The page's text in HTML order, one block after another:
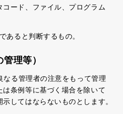
ード、ファイル、プログラム
あると判断するもの。
理等）
る管理者の注意をもって管理
は条例等に基づく場合を除いて
してはならないものとします。